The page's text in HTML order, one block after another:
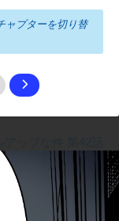
プターを切り替